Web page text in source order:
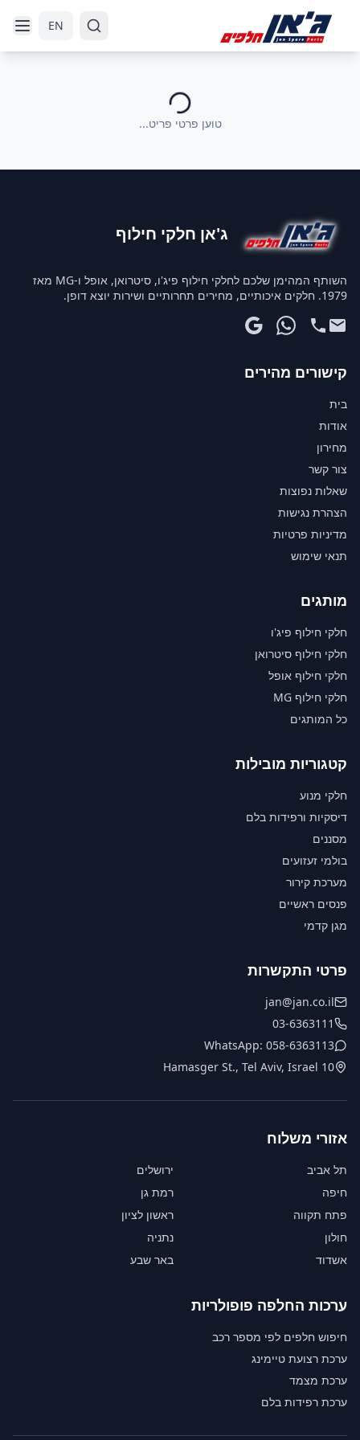
EN
טוען פרטי פריט...
ג'אן חלקי חילוף
השותף המהימן שלכם לחלקי חילוף פיג'ו, סיטרואן, אופל ו-MG מאז
1979. חלקים איכותיים, מחירים תחרותיים ושירות יוצא דופן.
קישורים מהירים
בית
אודות
מחירון
צור קשר
שאלות נפוצות
הצהרת נגישות
מדיניות פרטיות
תנאי שימוש
מותגים
חלקי חילוף פיג'ו
חלקי חילוף סיטרואן
חלקי חילוף אופל
חלקי חילוף MG
כל המותגים
קטגוריות מובילות
חלקי מנוע
דיסקיות ורפידות בלם
מסננים
בולמי זעזועים
מערכת קירור
פנסים ראשיים
מגן קדמי
פרטי התקשרות
jan@jan.co.il
03-6363111
WhatsApp: 058-6363113
10 Hamasger St., Tel Aviv, Israel
אזורי משלוח
תל אביב
ירושלים
חיפה
רמת גן
פתח תקווה
ראשון לציון
חולון
נתניה
אשדוד
באר שבע
ערכות החלפה פופולריות
חיפוש חלפים לפי מספר רכב
ערכת רצועת טיימינג
ערכת מצמד
ערכת רפידות בלם